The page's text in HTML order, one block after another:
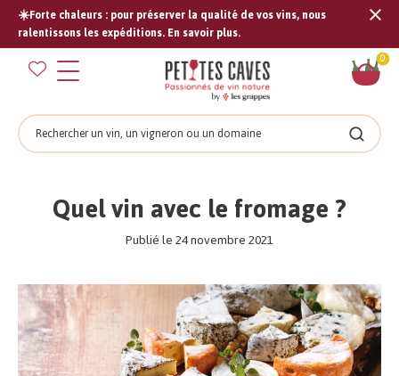
☀️Forte chaleurs : pour préserver la qualité de vos vins, nous
ralentissons les expéditions. En savoir plus.
0
Rechercher
Quel vin avec le fromage ?
Publié le 24 novembre 2021